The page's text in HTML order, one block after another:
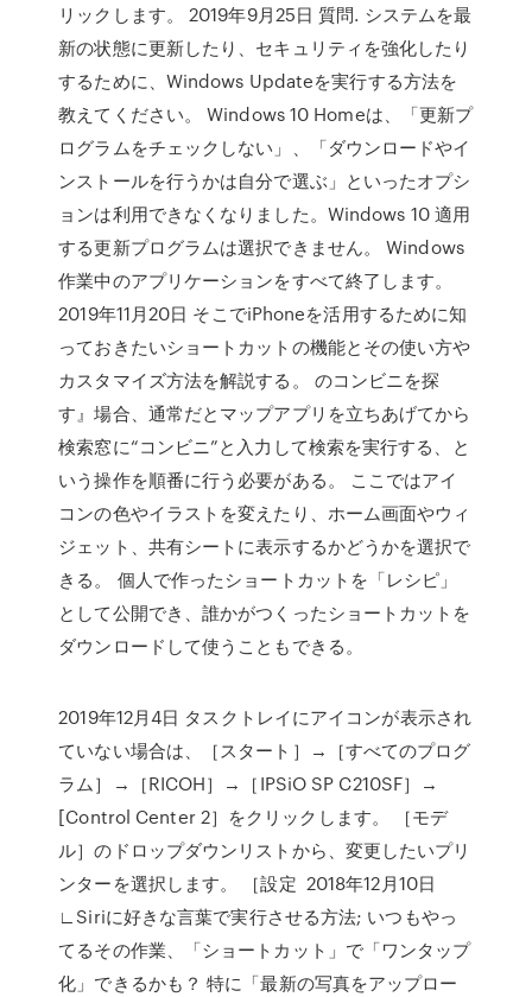
リックします。 2019年9月25日 質問. システムを最
新の状態に更新したり、セキュリティを強化したり
するために、Windows Updateを実行する方法を
教えてください。 Windows 10 Homeは、「更新プ
ログラムをチェックしない」、「ダウンロードやイ
ンストールを行うかは自分で選ぶ」といったオプシ
ョンは利用できなくなりました。Windows 10 適用
する更新プログラムは選択できません。 Windows
作業中のアプリケーションをすべて終了します。
2019年11月20日 そこでiPhoneを活用するために知
っておきたいショートカットの機能とその使い方や
カスタマイズ方法を解説する。 のコンビニを探
す』場合、通常だとマップアプリを立ちあげてから
検索窓に“コンビニ”と入力して検索を実行する、と
いう操作を順番に行う必要がある。 ここではアイ
コンの色やイラストを変えたり、ホーム画面やウィ
ジェット、共有シートに表示するかどうかを選択で
きる。 個人で作ったショートカットを「レシピ」
として公開でき、誰かがつくったショートカットを
ダウンロードして使うこともできる。
2019年12月4日 タスクトレイにアイコンが表示され
ていない場合は、［スタート］→［すべてのプログ
ラム］→［RICOH］→［IPSiO SP C210SF］→
[Control Center 2］をクリックします。 ［モデ
ル］のドロップダウンリストから、変更したいプリ
ンターを選択します。 ［設定 2018年12月10日
∟Siriに好きな言葉で実行させる方法; いつもやっ
てるその作業、「ショートカット」で「ワンタップ
化」できるかも？ 特に「最新の写真をアップロー